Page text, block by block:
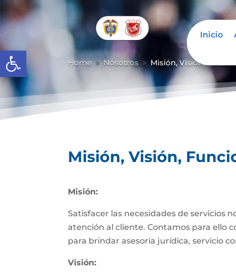
Abrir barra de herramientas
Inicio
Home 9 Nosotros 9 Misión, Visión,
Misión, Visión,
Misión:
Satisfacer las necesidades de servicios
atención al cliente. Contamos para ello
para brindar asesoría jurídica, servicio
Visión: